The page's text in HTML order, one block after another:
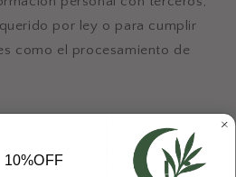
por ley o para cumplir
como el procesamiento de
information with third
10%OFF